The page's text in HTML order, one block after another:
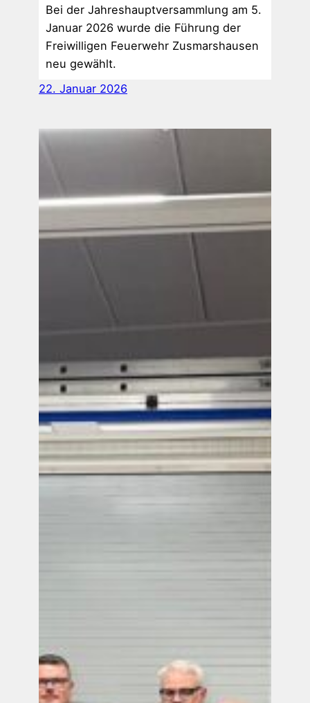
Bei der Jahreshauptversammlung am 5.
Januar 2026 wurde die Führung der
Freiwilligen Feuerwehr Zusmarshausen
neu gewählt.
22. Januar 2026